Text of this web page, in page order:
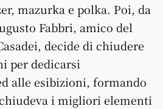
mazurka e polka. Poi, da
Fabbri, amico del
decide di chiudere
per dedicarsi
alle esibizioni, formando
i migliori elementi